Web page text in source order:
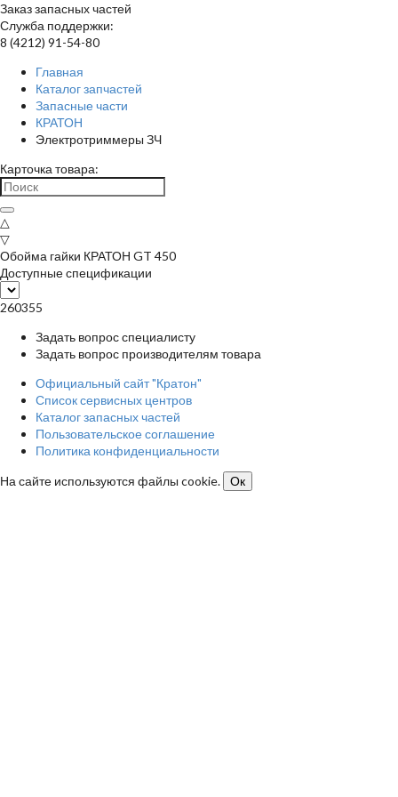
Заказ запасных частей
Служба поддержки:
8 (4212) 91-54-80
Главная
Каталог запчастей
Запасные части
КРАТОН
Электротриммеры ЗЧ
Карточка товара:
△
▽
Обойма гайки КРАТОН GT 450
Доступные спецификации
260355
Задать вопрос специалисту
Задать вопрос производителям товара
Официальный сайт "Кратон"
Список сервисных центров
Каталог запасных частей
Пользовательское соглашение
Политика конфиденциальности
На сайте используются файлы cookie.
Ок